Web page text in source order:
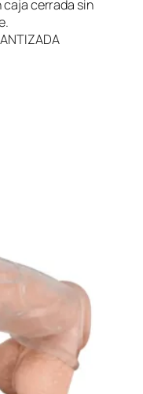
caja cerrada sin